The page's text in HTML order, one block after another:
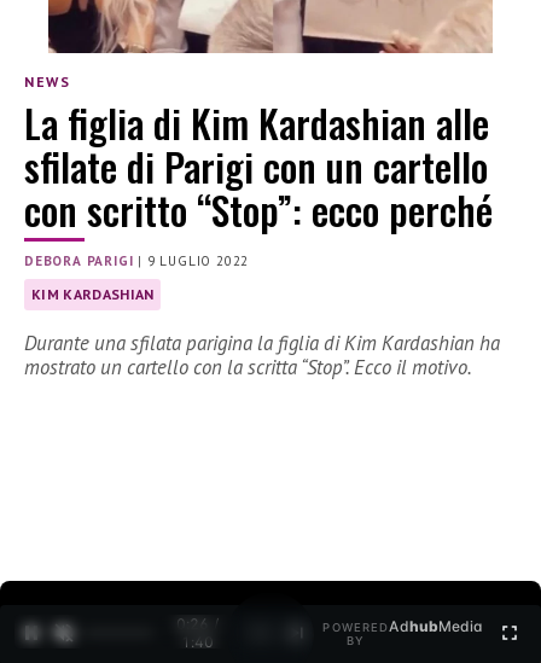
NEWS
La figlia di Kim Kardashian alle
sfilate di Parigi con un cartello
con scritto “Stop”: ecco perché
DEBORA PARIGI | 9 LUGLIO 2022
KIM KARDASHIAN
Durante una sfilata parigina la figlia di Kim Kardashian ha
mostrato un cartello con la scritta “Stop”. Ecco il motivo.
0:26 /
1:40
POWERED
BY
AdhubMedia